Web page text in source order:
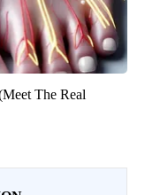
The Real